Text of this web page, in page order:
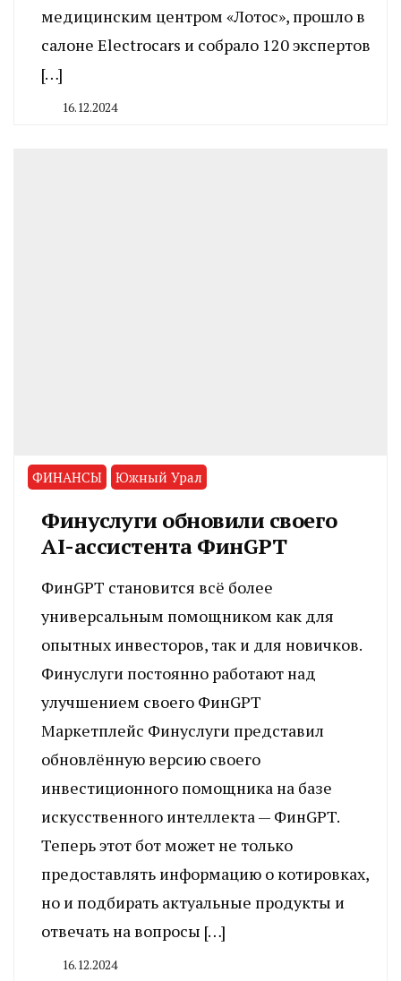
медицинским центром «Лотос», прошло в
салоне Electrocars и собрало 120 экспертов
[…]
16.12.2024
ФИНАНСЫ Южный Урал
Финуслуги обновили своего
AI-ассистента ФинGPT
ФинGPT становится всё более
универсальным помощником как для
опытных инвесторов, так и для новичков.
Финуслуги постоянно работают над
улучшением своего ФинGPT
Маркетплейс Финуслуги представил
обновлённую версию своего
инвестиционного помощника на базе
искусственного интеллекта — ФинGPT.
Теперь этот бот может не только
предоставлять информацию о котировках,
но и подбирать актуальные продукты и
отвечать на вопросы […]
16.12.2024